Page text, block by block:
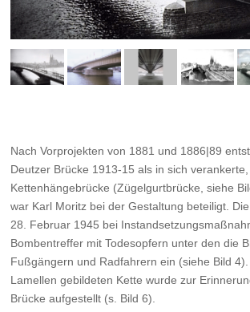
Nach Vorprojekten von 1881 und 1886|89
Deutzer Brücke 1913-15 als in sich
Kettenhängebrücke (Zügelgurtbrücke, siehe
war Karl Moritz bei der Gestaltung beteiligt.
28. Februar 1945 bei
Bombentreffer mit Todesopfern unter den die
Fußgängern und Radfahrern ein (siehe Bild
Lamellen gebildeten Kette wurde zur
Brücke aufgestellt (s. Bild 6).